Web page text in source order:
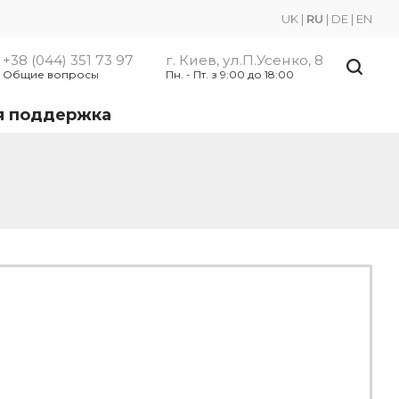
UK | RU | DE | EN
+38 (044) 351 73 97
Общие вопросы
г. Киев, ул.П.Усенко, 8
Пн. - Пт. з 9:00 до 18:00
поддержка